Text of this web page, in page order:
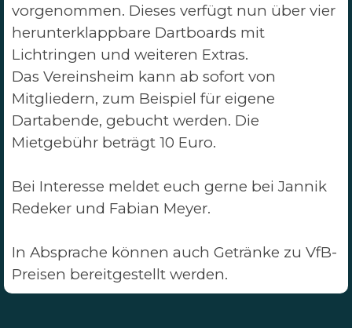
vorgenommen. Dieses verfügt nun über vier
herunterklappbare Dartboards mit
Lichtringen und weiteren Extras.
Das Vereinsheim kann ab sofort von
Mitgliedern, zum Beispiel für eigene
Dartabende, gebucht werden. Die
Mietgebühr beträgt 10 Euro.
Bei Interesse meldet euch gerne bei Jannik
Redeker und Fabian Meyer.
In Absprache können auch Getränke zu VfB-
Preisen bereitgestellt werden.